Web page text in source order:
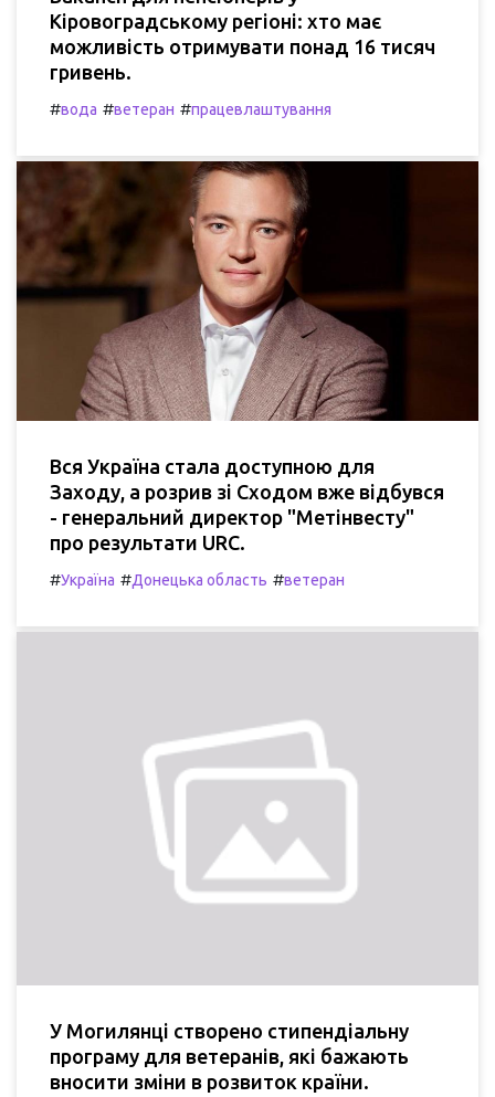
Кіровоградському регіоні: хто має
можливість отримувати понад 16 тисяч
гривень.
#вода #ветеран #працевлаштування
Вся Україна стала доступною для
Заходу, а розрив зі Сходом вже відбувся
- генеральний директор "Метінвесту"
про результати URC.
#Україна #Донецька область #ветеран
У Могилянці створено стипендіальну
програму для ветеранів, які бажають
вносити зміни в розвиток країни.